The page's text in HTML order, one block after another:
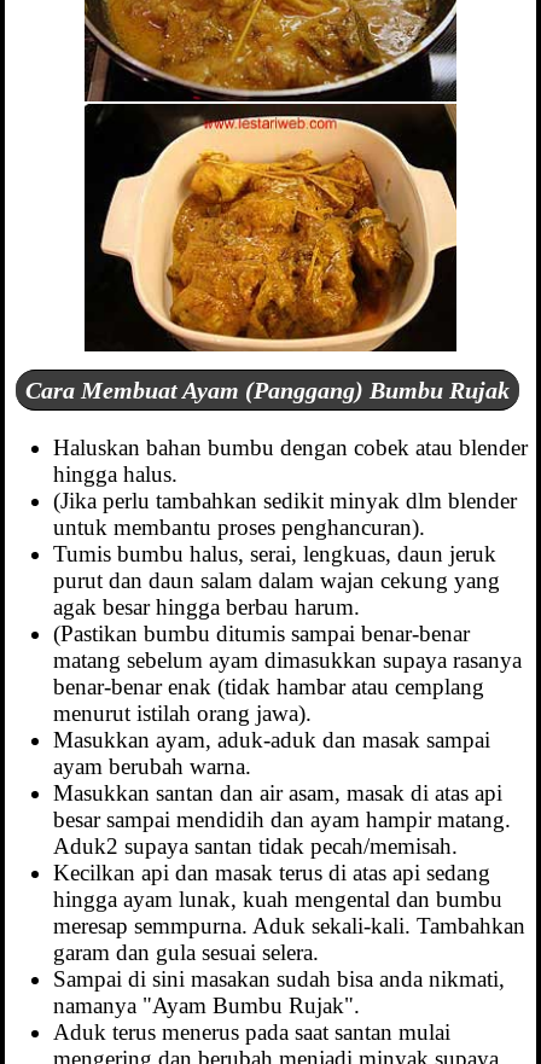
Cara Membuat Ayam (Panggang) Bumbu Rujak
Haluskan bahan bumbu dengan cobek atau blender
hingga halus.
(Jika perlu tambahkan sedikit minyak dlm blender
untuk membantu proses penghancuran).
Tumis bumbu halus, serai, lengkuas, daun jeruk
purut dan daun salam dalam wajan cekung yang
agak besar hingga berbau harum.
(Pastikan bumbu ditumis sampai benar-benar
matang sebelum ayam dimasukkan supaya rasanya
benar-benar enak (tidak hambar atau cemplang
menurut istilah orang jawa).
Masukkan ayam, aduk-aduk dan masak sampai
ayam berubah warna.
Masukkan santan dan air asam, masak di atas api
besar sampai mendidih dan ayam hampir matang.
Aduk2 supaya santan tidak pecah/memisah.
Kecilkan api dan masak terus di atas api sedang
hingga ayam lunak, kuah mengental dan bumbu
meresap semmpurna. Aduk sekali-kali. Tambahkan
garam dan gula sesuai selera.
Sampai di sini masakan sudah bisa anda nikmati,
namanya "Ayam Bumbu Rujak".
Aduk terus menerus pada saat santan mulai
mengering dan berubah menjadi minyak supaya